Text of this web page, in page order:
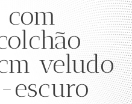
com
veludo
escuro